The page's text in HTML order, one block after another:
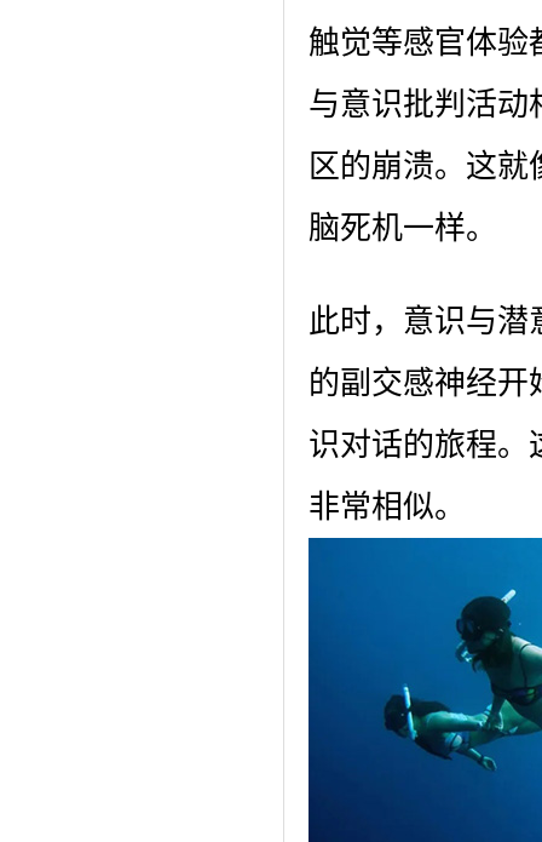
触觉等感官体验
与意识批判活动
区的崩溃。这
脑死机一样。
此时，意识与
的副交感神经
识对话的旅程。
非常相似。